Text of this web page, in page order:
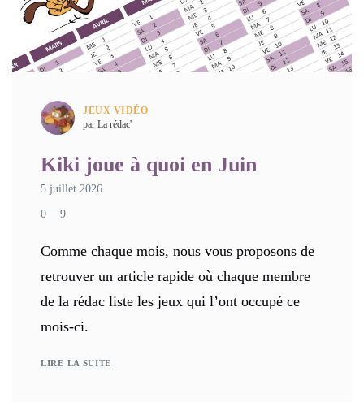
JEUX VIDÉO
par La rédac'
Kiki joue à quoi en Juin
5 juillet 2026
0 9
Comme chaque mois, nous vous proposons de
retrouver un article rapide où chaque membre
de la rédac liste les jeux qui l’ont occupé ce
mois-ci.
LIRE LA SUITE